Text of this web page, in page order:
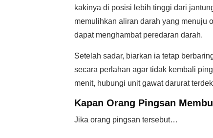
kakinya di posisi lebih tinggi dari
memulihkan aliran darah yang menuju
dapat menghambat peredaran darah.
Setelah sadar, biarkan ia tetap
secara perlahan agar tidak kembali
menit, hubungi unit gawat darurat
Kapan Orang Pingsan
Jika orang pingsan tersebut…